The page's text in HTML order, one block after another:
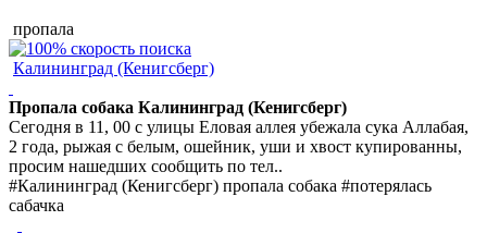
пропала
Калининград (Кенигсберг)
Пропала собака Калининград (Кенигсберг)
Сегодня в 11, 00 с улицы Еловая аллея убежала сука Аллабая,
2 года, рыжая с белым, ошейник, уши и хвост купированны,
просим нашедших сообщить по тел..
#Калининград (Кенигсберг) пропала собака #потерялась
сабачка